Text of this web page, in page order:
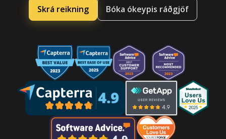
Skrá reikning Bóka ókeypis ráðgjöf